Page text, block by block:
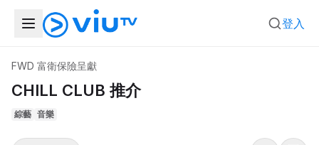
登入
FWD 富衛保險呈獻
CHILL CLUB 推介
綜藝 音樂